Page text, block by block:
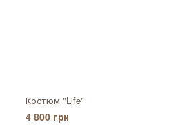
Костюм "Life"
4 800 грн